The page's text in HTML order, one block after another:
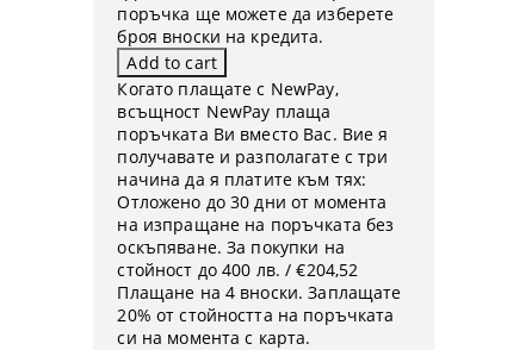
поръчка ще можете да изберете
броя вноски на кредита.
Когато плащате с NewPay,
всъщност NewPay плаща
поръчката Ви вместо Вас. Вие я
получавате и разполагате с три
начина да я платите към тях:
Отложено до 30 дни от момента
на изпращане на поръчката без
оскъпяване. За покупки на
стойност до 400 лв. / €204,52
Плащане на 4 вноски. Заплащате
20% от стойността на поръчката
си на момента с карта.